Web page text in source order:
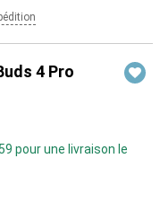
4 Pro
pour une livraison le